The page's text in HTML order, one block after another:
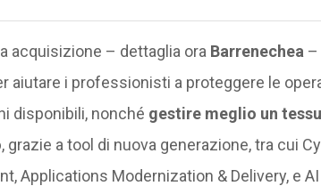
acquisizione – dettaglia ora Barrenechea –
aiutare i professionisti a proteggere le
disponibili, nonché gestire meglio un
, grazie a tool di nuova generazione, tra cui
Applications Modernization & Delivery, e